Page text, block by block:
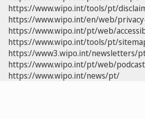
https://www.wipo.int/tools/pt/
https://www.wipo.int/en/web/
https://www.wipo.int/pt/web/
https://www.wipo.int/tools/pt/
https://www3.wipo.int/newsletters/
https://www.wipo.int/pt/web/
https://www.wipo.int/news/pt/